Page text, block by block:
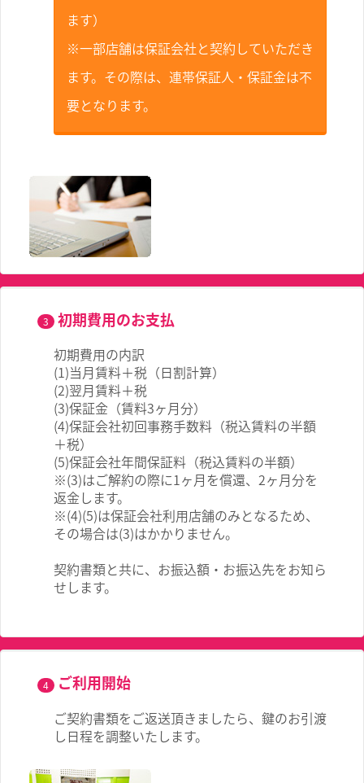
ます）
※一部店舗は保証会社と契約していただき
ます。その際は、連帯保証人・保証金は不
要となります。
3 初期費用のお支払
初期費用の内訳
(1)当月賃料＋税（日割計算）
(2)翌月賃料＋税
(3)保証金（賃料3ヶ月分）
(4)保証会社初回事務手数料（税込賃料の半額
＋税）
(5)保証会社年間保証料（税込賃料の半額）
※(3)はご解約の際に1ヶ月を償還、2ヶ月分を
返金します。
※(4)(5)は保証会社利用店舗のみとなるため、
その場合は(3)はかかりません。
契約書類と共に、お振込額・お振込先をお知ら
せします。
4 ご利用開始
ご契約書類をご返送頂きましたら、鍵のお引渡
し日程を調整いたします。